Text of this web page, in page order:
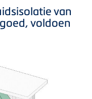
van
voldoen